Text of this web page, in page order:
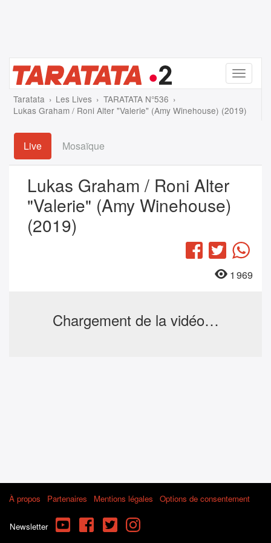
Menu
Taratata Les Lives
TARATATA N°536
Lukas Graham / Roni Alter "Valerie" (Amy Winehouse) (2019)
Live Mosaïque
Lukas Graham / Roni Alter
"Valerie" (Amy Winehouse)
(2019)
Facebook
Twitter
1 969
Chargement de la vidéo…
À propos Partenaires Mentions légales Options de consentement
Newsletter YouTube FacebookTwitterInstagram